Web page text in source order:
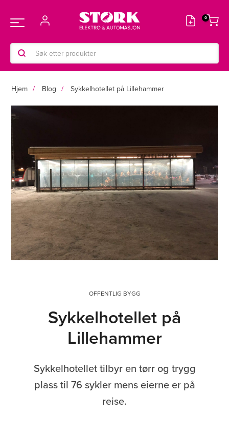
rett
innholdet
Main
Menu
Products
search
Hjem Blog Sykkelhotellet på Lillehammer
Sykkelhotellet på
Lillehammer
OFFENTLIG BYGG
Sykkelhotellet tilbyr en tørr og trygg
plass til 76 sykler mens eierne er på
reise.